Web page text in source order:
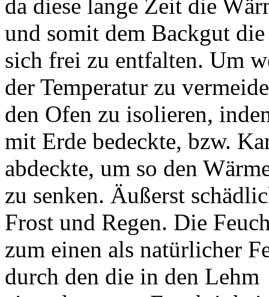
da diese lange Zeit die
und somit dem Backgut die
sich frei zu entfalten. Um
der Temperatur zu
den Ofen zu isolieren,
mit Erde bedeckte, bzw.
abdeckte, um so den
zu senken. Äußerst
Frost und Regen. Die
zum einen als natürlicher
durch den die in den Lehm